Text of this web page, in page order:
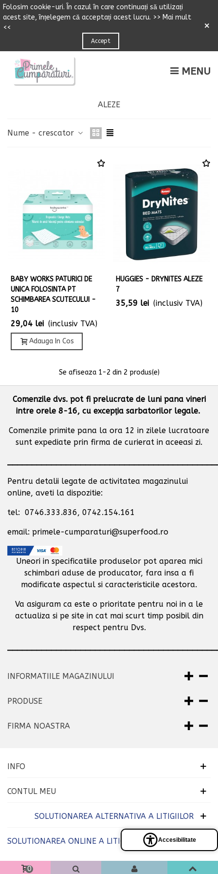
Folosim cookie-uri. n cazulîn care continuați să utilizați
acest site,înțelegem că acceptați acest lucru. >> Mai mult
<<
Accept
×
MENU
ALEZE
Nume - crescator
BABY WORKS PATURICI DE
UNICA FOLOSINTA PT
SCHIMBAREA SCUTECULUI -
10
29,04 lei (inclusiv TVA)
Adauga In Cos
HUGGIES - DRYNITES ALEZE
7
35,59 lei (inclusiv TVA)
Se afiseaza 1-2 din 2 produs(e)
Comenzile dvs. pot fi prelucrate de luni pana vineri
intre orele 8-16, cu excepţia sarbatorilor legale.
Comenzile primite pana la ora 12 in zilele lucratoare
sunt expediate prin firma de curierat in aceeasi zi.
Pentru detalii legate de activitatea magazinului
online, aveti la dispozitie:
tel: 0746.333.836, 0742.154.161
email: primele-cumparaturi@superfood.ro
Uneori in specificatiile produselor pot aparea mici
schimbari aduse de producator, fara insa a fi
modificate aspectul si caracteristicile acestora.
Va asiguram ca este o prioritate pentru noi in a le
actualiza si pe site in cat mai scurt timp posibil din
respect pentru Dvs.
INFORMATIILE MAGAZINULUI
PRODUSE
FIRMA NOASTRA
INFO
CONTUL MEU
SOLUTIONAREA ALTERNATIVA A LITIGIILOR
SOLUTIONAREA ONLINE A LITIGIILOR
0
Accesibilitate
Panel
accesibilidad